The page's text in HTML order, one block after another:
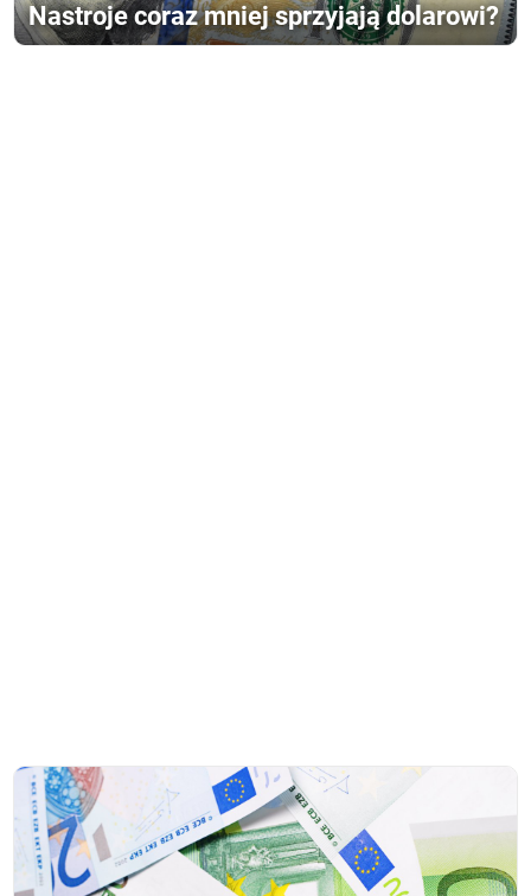
Nastroje coraz mniej sprzyjają dolarowi?